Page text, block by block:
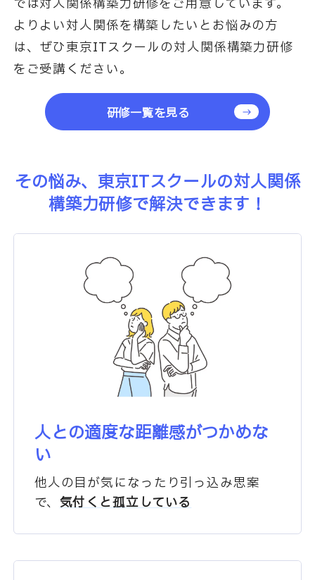
よりよい対人関係を構築したいとお悩みの方
は、ぜひ東京ITスクールの対人関係構築力研修
をご受講ください。
研修一覧を見る
その悩み、東京ITスクールの対人関係
構築力研修で解決できます！
人との適度な距離感がつかめな
い
他人の目が気になったり引っ込み思案
で、 気付くと孤立している